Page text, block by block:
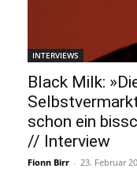
INTERVIEWS
Black Milk:
schon ein
// Interview
Fionn Birr - 23. Februar